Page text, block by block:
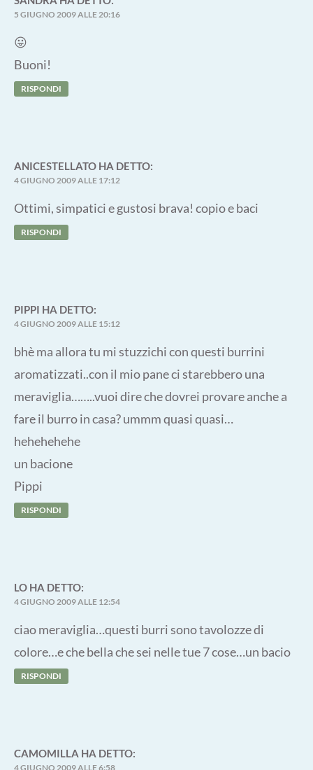
5 GIUGNO 2009 ALLE 20:16
😛
Buoni!
RISPONDI
ANICESTELLATO HA DETTO:
4 GIUGNO 2009 ALLE 17:12
Ottimi, simpatici e gustosi brava! copio e baci
RISPONDI
PIPPI HA DETTO:
4 GIUGNO 2009 ALLE 15:12
bhè ma allora tu mi stuzzichi con questi burrini
aromatizzati..con il mio pane ci starebbero una
meraviglia……..vuoi dire che dovrei provare anche a
fare il burro in casa? ummm quasi quasi…
hehehehehe
un bacione
Pippi
RISPONDI
LO HA DETTO:
4 GIUGNO 2009 ALLE 12:54
ciao meraviglia…questi burri sono tavolozze di
colore…e che bella che sei nelle tue 7 cose…un bacio
RISPONDI
CAMOMILLA HA DETTO:
4 GIUGNO 2009 ALLE 6:58